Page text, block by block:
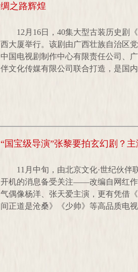
绸之路辉煌
12月16日，40集大型古装历史剧
西大厦举行。该剧由广西壮族自治区
中国电视剧制作中心有限责任公司、
伴文化传媒有限公司联合打造，是国
“国宝级导演”张黎要拍玄幻剧？
11月中旬，由北京文化·世纪伙伴
开机的消息备受关注——改编自网红作
气偶像杨洋、张天爱主演，更有凭借
间正道是沧桑》《少帅》等高品质电